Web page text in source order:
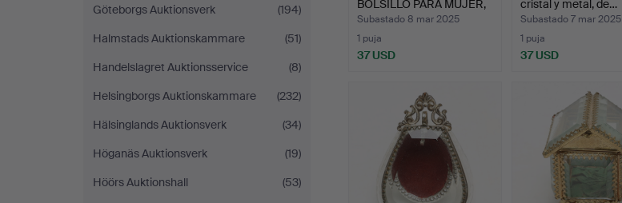
Göteborgs Auktionsverk
(194)
Halmstads Auktionskammare
(51)
Handelslagret Auktionsservice
(8)
Helsingborgs Auktionskammare
(232)
Hälsinglands Auktionsverk
(34)
Höganäs Auktionsverk
(19)
Höörs Auktionshall
(53)
BOLSILLO PARA MUJER,
d…
Subastado 8 mar 2025
1 puja
37 USD
cristal y metal, de…
Subastado 7 mar 2025
1 puja
37 USD